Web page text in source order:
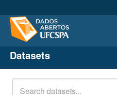
Datasets
Organizations
Groups
Datasets